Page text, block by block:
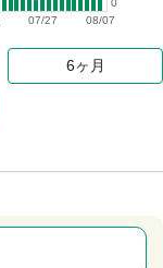
08/07
07/27
6ヶ月